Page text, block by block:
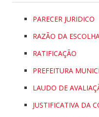
PARECER JURIDICO
RAZÃO DA
RATIFICAÇÃO
PREFEITURA
LAUDO DE
JUSTIFICATIVA DA